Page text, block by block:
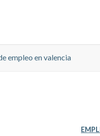
empleo en valencia